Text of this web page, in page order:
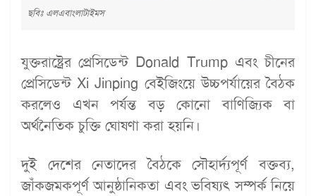
ছবিঃ এলএবাংলাটাইমস
যুক্তরাষ্ট্রের প্রেসিডেন্ট Donald Trump এবং চীনের
প্রেসিডেন্ট Xi Jinping বেইজিংয়ে উচ্চপর্যায়ের বৈঠক
করলেও এখন পর্যন্ত বড় কোনো বাণিজ্যিক বা
অর্থনৈতিক চুক্তি ঘোষণা করা হয়নি।
দুই দেশের নেতাদের বৈঠকে সৌহার্দ্যপূর্ণ বক্তব্য,
জাঁকজমকপূর্ণ আনুষ্ঠানিকতা এবং ভবিষ্যৎ সম্পর্ক নিয়ে